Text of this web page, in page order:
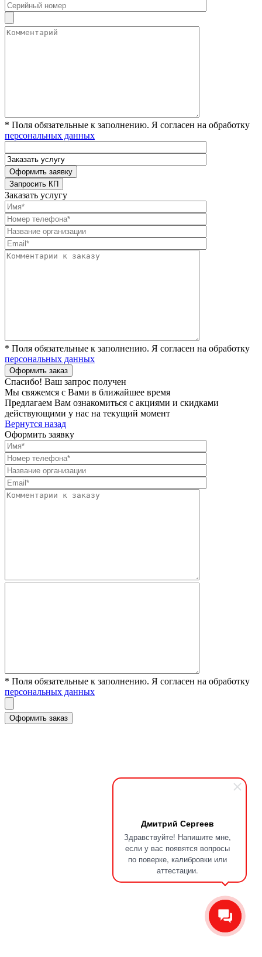
Дмитрий Сергеев
Здравствуйте! Напишите мне,
если у вас появятся вопросы
по поверке, калибровки или
аттестации.
* Поля обязательные к заполнению. Я согласен на обработку
персональных данных
Заказать услугу
* Поля обязательные к заполнению. Я согласен на обработку
персональных данных
Спасибо! Ваш запрос получен
Мы свяжемся с Вами в ближайшее время
Предлагаем Вам ознакомиться с акциями и скидками
действующими у нас на текущий момент
Вернутся назад
Оформить заявку
* Поля обязательные к заполнению. Я согласен на обработку
персональных данных